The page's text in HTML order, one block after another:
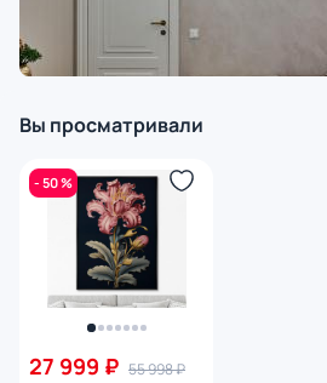
Вы просматривали
- 50 %
27 999 ₽ 55 998 ₽